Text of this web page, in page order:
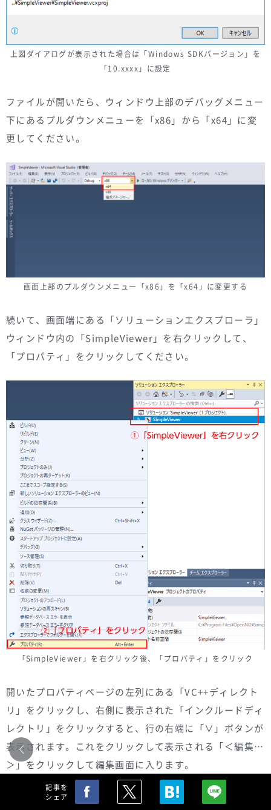
上図ダイアログが表示された場合は「Windows SDKバージョン」を
「10.xxxx」に設定
ファイルが開いたら、ウィンドウ上部のデバッグメニュー
下にあるプルダウンメニューを「x86」から「x64」に変
更してください。
画面上部のプルダウンメニュー「x86」を「x64」に変更する
続いて、画面端にある「ソリューションエクスプローラ」
ウィンドウ内の「SimpleViewer」を右クリックして、
「プロパティ」をクリックしてください。
「SimpleViewer」を右クリック後、「プロパティ」をクリック
開いたプロパティページの左列にある「VC++ディレクト
リ」をクリックし、右側に表示された「インクルードディ
レクトリ」をクリックすると、行の右端に「∨」ボタンが
表示されます。これをクリックして表示される「＜編集…
＞」をクリックして編集画面に入ります。
記事を
シェア